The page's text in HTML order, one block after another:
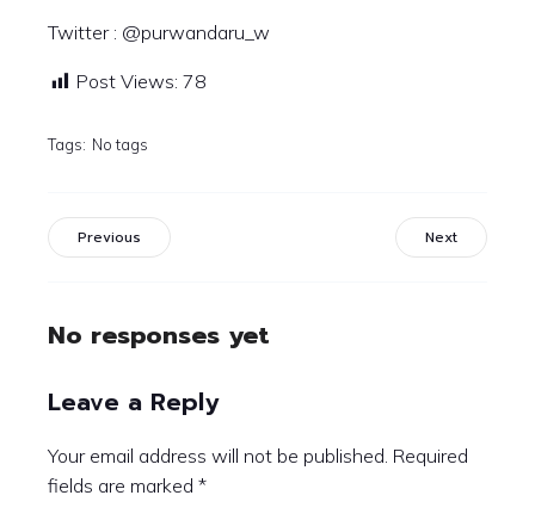
Twitter : @purwandaru_w
Post Views: 78
Tags: No tags
Previous Next
No responses yet
Leave a Reply
Your email address will not be published. Required
fields are marked *